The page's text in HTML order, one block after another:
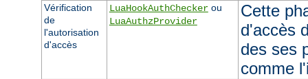
Vérification
de
l'autorisation
d'accès
LuaHookAuthCheckerou
LuaAuthzProvider
Cette
d'accès
des ses
comme